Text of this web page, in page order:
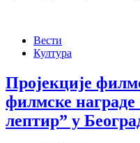
Вести
Култура
Пројекције
филмске
лептир” у